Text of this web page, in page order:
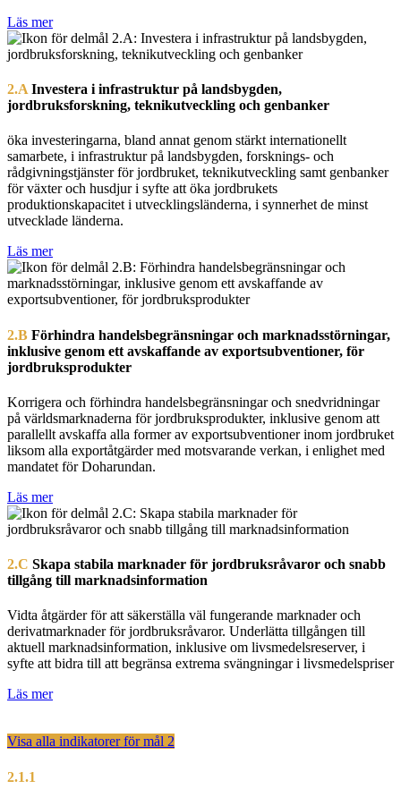
Läs mer
2.A Investera i infrastruktur på landsbygden,
jordbruksforskning, teknikutveckling och genbanker
öka investeringarna, bland annat genom stärkt internationellt
samarbete, i infrastruktur på landsbygden, forsknings- och
rådgivningstjänster för jordbruket, teknikutveckling samt genbanker
för växter och husdjur i syfte att öka jordbrukets
produktionskapacitet i utvecklingsländerna, i synnerhet de minst
utvecklade länderna.
Läs mer
2.B Förhindra handelsbegränsningar och marknadsstörningar,
inklusive genom ett avskaffande av exportsubventioner, för
jordbruksprodukter
Korrigera och förhindra handelsbegränsningar och snedvridningar
på världsmarknaderna för jordbruksprodukter, inklusive genom att
parallellt avskaffa alla former av exportsubventioner inom jordbruket
liksom alla exportåtgärder med motsvarande verkan, i enlighet med
mandatet för Doharundan.
Läs mer
2.C Skapa stabila marknader för jordbruksråvaror och snabb
tillgång till marknadsinformation
Vidta åtgärder för att säkerställa väl fungerande marknader och
derivatmarknader för jordbruksråvaror. Underlätta tillgången till
aktuell marknadsinformation, inklusive om livsmedelsreserver, i
syfte att bidra till att begränsa extrema svängningar i livsmedelspriser
Läs mer
Visa alla indikatorer för mål 2
2.1.1